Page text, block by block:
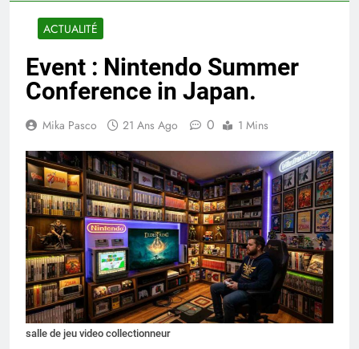
ACTUALITÉ
Event : Nintendo Summer
Conference in Japan.
Mika Pasco 21 Ans Ago 0 1 Mins
salle de jeu video collectionneur